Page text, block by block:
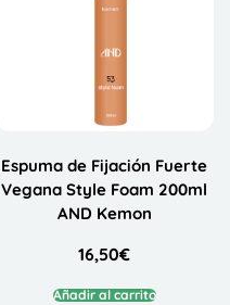
Espuma de Fijación Fuerte
Vegana Style Foam 200ml
AND Kemon
16,50€
Añadir al carrito